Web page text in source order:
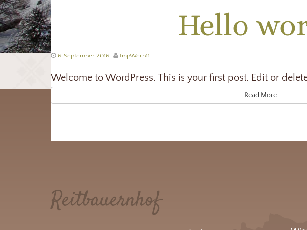
Hello
6. September 2016 ImpWerb11
Welcome to WordPress. This is your first post. Edit or
Read More
Reitbauernhof